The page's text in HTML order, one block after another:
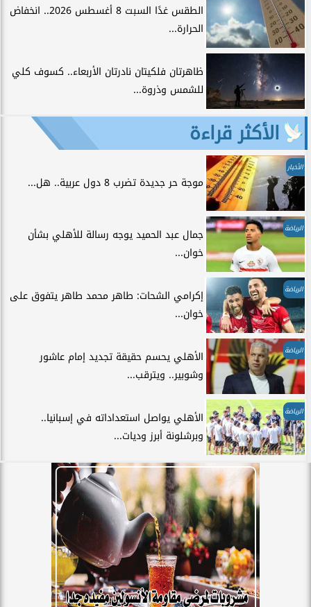
الطقس غدًا السبت 8 أغسطس 2026.. انخفاض
الحرارة...
ظاهرتان فلكيتان نادرتان الأربعاء.. كسوف كلي
للشمس وذروة...
الأكثر قراءة
الأخبار
موجة حر جديدة تضرب 8 دول عربية.. هل...
الرياضة
جمال عبد الحميد يوجه رسالة للأهلي بشأن
خوان...
الرياضة
إكرامي الشحات: طاهر محمد طاهر يتفوق على
خوان...
الرياضة
الأهلي يحسم حقيقة تجديد إمام عاشور
وشوبير.. ويترقب...
الرياضة
الأهلي يواصل استعداداته في إسبانيا..
وبرشلونة أبرز وديات...